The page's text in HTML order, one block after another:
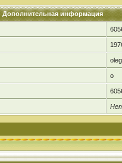
Дополнительная информация
oleg
o